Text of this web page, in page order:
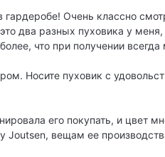
Очень классно
два разных пуховика у
что при получении
Носите пуховик с
его покупать, и цвет
вещам ее